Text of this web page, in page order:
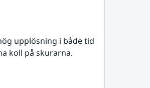
upplösning i både tid
koll på skurarna.